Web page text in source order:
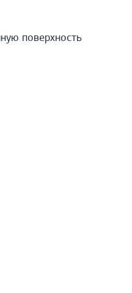
поверхность